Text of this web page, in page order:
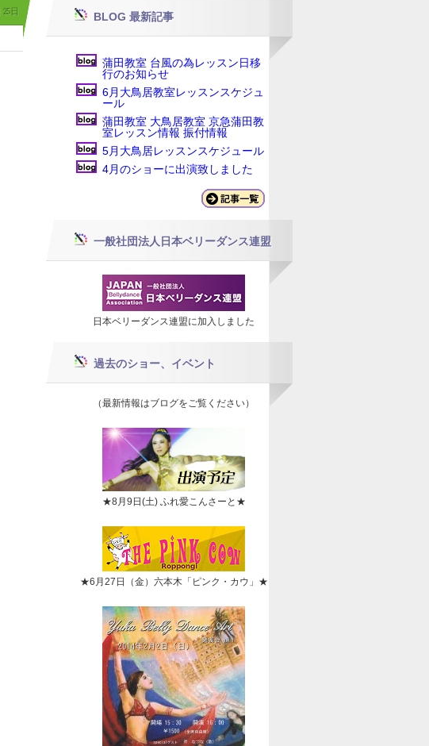
25日 BLOG 最新記事
蒲田教室 台風の為レッスン日移
行のお知らせ
6月大鳥居教室レッスンスケジュ
ール
蒲田教室 大鳥居教室 京急蒲田教
室レッスン情報 振付情報
5月大鳥居レッスンスケジュール
4月のショーに出演致しました
一般社団法人日本ベリーダンス連盟
日本ベリーダンス連盟に加入しました
過去のショー、イベント
（最新情報はブログをご覧ください）
★8月9日(土) ふれ愛こんさーと★
★6月27日（金）六本木「ピンク・カウ」★